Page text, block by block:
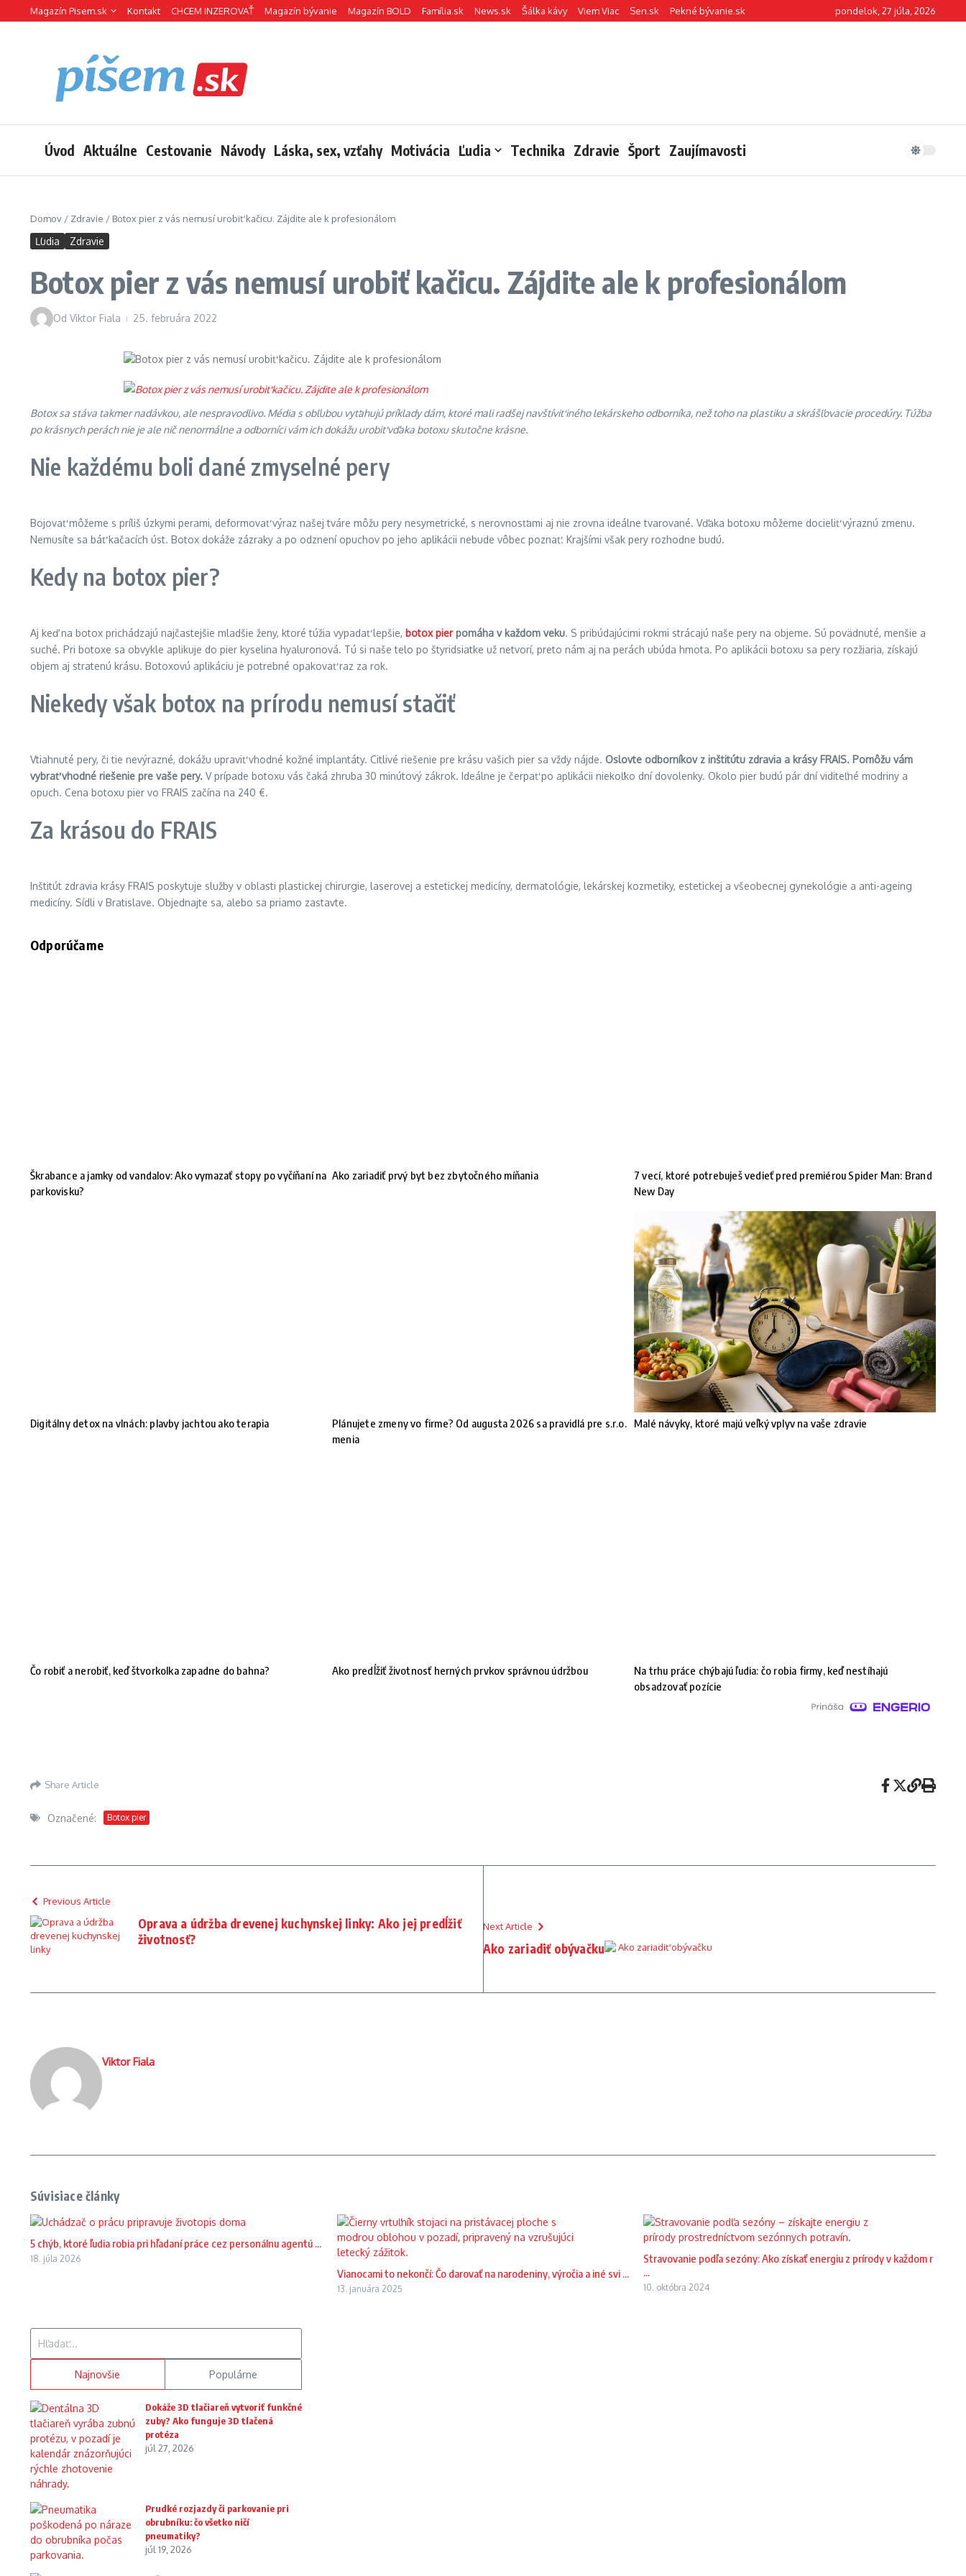
Preskočiť na obsah
Magazín Pisem.sk Kontakt CHCEM INZEROVAŤ Magazín bývanie Magazín BOLD Família.sk News.sk Šálka kávy Viem Viac Sen.sk Pekné bývanie.sk pondelok, 27 júla, 2026
Úvod Aktuálne Cestovanie Návody Láska, sex, vzťahy Motivácia Ľudia Technika Zdravie Šport Zaujímavosti
Domov / Zdravie / Botox pier z vás nemusí urobiť kačicu. Zájdite ale k profesionálom
Ľudia Zdravie
Botox pier z vás nemusí urobiť kačicu. Zájdite ale k profesionálom
Od Viktor Fiala 25. februára 2022
Botox sa stáva takmer nadávkou, ale nespravodlivo. Média s obľubou vyťahujú príklady dám, ktoré mali radšej navštíviť iného lekárskeho odborníka, než toho na plastiku a skrášľovacie procedúry. Túžba
po krásnych perách nie je ale nič nenormálne a odborníci vám ich dokážu urobiť vďaka botoxu skutočne krásne.
Nie každému boli dané zmyselné pery
Bojovať môžeme s príliš úzkymi perami, deformovať výraz našej tváre môžu pery nesymetrické, s nerovnosťami aj nie zrovna ideálne tvarované. Vďaka botoxu môžeme docieliť výraznú zmenu.
Nemusíte sa báť kačacích úst. Botox dokáže zázraky a po odznení opuchov po jeho aplikácii nebude vôbec poznať. Krajšími však pery rozhodne budú.
Kedy na botox pier?
Aj keď na botox prichádzajú najčastejšie mladšie ženy, ktoré túžia vypadať lepšie, botox pierpomáha v každom veku. S pribúdajúcimi rokmi strácajú naše pery na objeme. Sú povädnuté, menšie a
suché. Pri botoxe sa obvykle aplikuje do pier kyselina hyaluronová. Tú si naše telo po štyridsiatke už netvorí, preto nám aj na perách ubúda hmota. Po aplikácii botoxu sa pery rozžiaria, získajú
objem aj stratenú krásu. Botoxovú aplikáciu je potrebné opakovať raz za rok.
Niekedy však botox na prírodu nemusí stačiť
Vtiahnuté pery, či tie nevýrazné, dokážu upraviť vhodné kožné implantáty. Citlivé riešenie pre krásu vašich pier sa vždy nájde. Oslovte odborníkov z inštitútu zdravia a krásy FRAIS. Pomôžu vám
vybrať vhodné riešenie pre vaše pery. V prípade botoxu vás čaká zhruba 30 minútový zákrok. Ideálne je čerpať po aplikácii niekoľko dní dovolenky. Okolo pier budú pár dní viditeľné modriny a
opuch. Cena botoxu pier vo FRAIS začína na 240 €.
Za krásou do FRAIS
Inštitút zdravia krásy FRAIS poskytuje služby v oblasti plastickej chirurgie, laserovej a estetickej medicíny, dermatológie, lekárskej kozmetiky, estetickej a všeobecnej gynekológie a anti-ageing
medicíny. Sídli v Bratislave. Objednajte sa, alebo sa priamo zastavte.
Odporúčame
Škrabance a jamky od vandalov: Ako vymazať stopy po vyčíňaní na
parkovisku?
Ako zariadiť prvý byt bez zbytočného míňania
7 vecí, ktoré potrebuješ vedieť pred premiérou Spider Man: Brand
New Day
Digitálny detox na vlnách: plavby jachtou ako terapia
Plánujete zmeny vo firme? Od augusta 2026 sa pravidlá pre s.r.o.
menia
Malé návyky, ktoré majú veľký vplyv na vaše zdravie
Čo robiť a nerobiť, keď štvorkolka zapadne do bahna? Ako predĺžiť životnosť herných prvkov správnou údržbou
Na trhu práce chýbajú ľudia: čo robia firmy, keď nestíhajú
obsadzovať pozície
Share Article
Označené: Botox pier
Previous Article
Oprava a údržba drevenej kuchynskej linky: Ako jej predĺžiť
životnosť?
Next Article
Ako zariadiť obývačku
Viktor Fiala
Súvisiace články
5 chýb, ktoré ľudia robia pri hľadaní práce cez personálnu agentú ...
18. júla 2026
Vianocami to nekončí: Čo darovať na narodeniny, výročia a iné svi ...
13. januára 2025
Stravovanie podľa sezóny: Ako získať energiu z prírody v každom r
...
10. októbra 2024
Najnovšie Populárne
Dokáže 3D tlačiareň vytvoriť funkčné
zuby? Ako funguje 3D tlačená
protéza
júl 27, 2026
Prudké rozjazdy či parkovanie pri
obrubníku: čo všetko ničí
pneumatiky?
júl 19, 2026